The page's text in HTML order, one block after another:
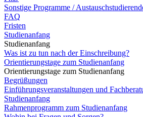
Sonstige Programme /
FAQ
Fristen
Studienanfang
Studienanfang
Was ist zu tun nach der Einschreibung?
Orientierungstage zum Studienanfang
Orientierungstage zum Studienanfang
Begrüßungen
Einführungsveranstaltungen und
Studienanfang
Rahmenprogramm zum Studienanfang